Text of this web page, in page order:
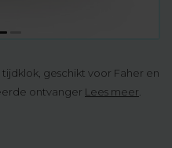
tijdklok, geschikt voor Faher en
ontvanger Lees meer